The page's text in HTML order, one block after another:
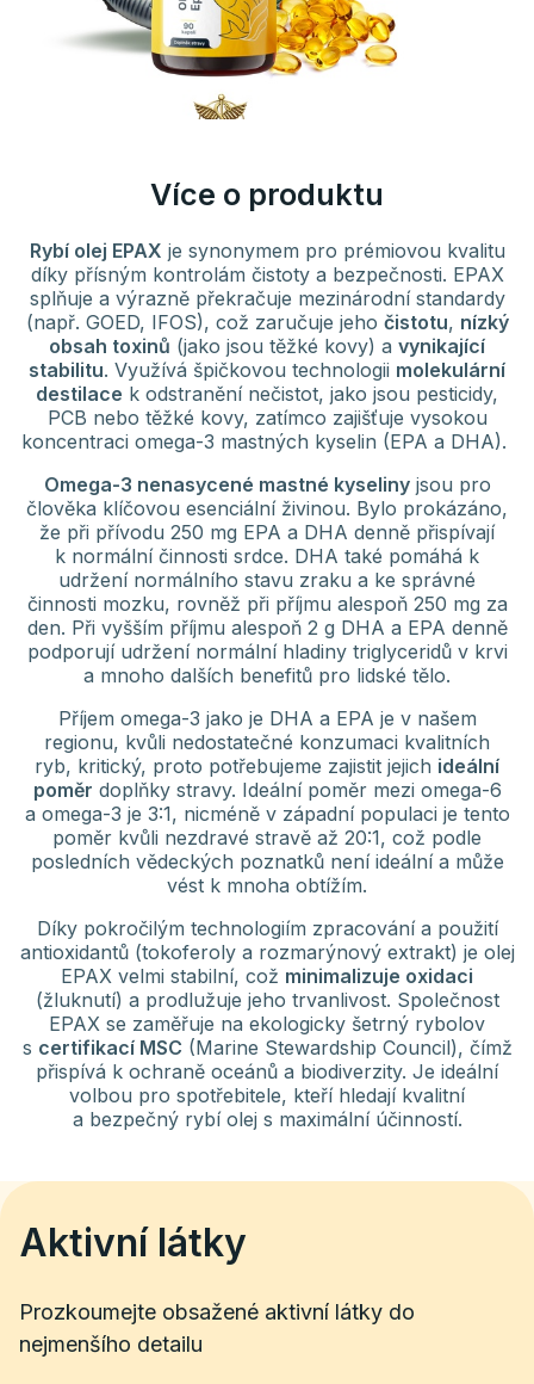
Více o produktu
Rybí olej EPAX je synonymem pro prémiovou kvalitu
díky přísným kontrolám čistoty a bezpečnosti. EPAX
splňuje a výrazně překračuje mezinárodní standardy
(např. GOED, IFOS), což zaručuje jeho čistotu, nízký
obsah toxinů (jako jsou těžké kovy) a vynikající
stabilitu. Využívá špičkovou technologii molekulární
destilace k odstranění nečistot, jako jsou pesticidy,
PCB nebo těžké kovy, zatímco zajišťuje vysokou
koncentraci omega-3 mastných kyselin (EPA a DHA).
Omega-3 nenasycené mastné kyselinyjsou pro
člověka klíčovou esenciální živinou. Bylo prokázáno,
že při přívodu 250 mg EPA a DHA denně přispívají
k normální činnosti srdce. DHA také pomáhá k
udržení normálního stavu zraku a ke správné
činnosti mozku, rovněž při příjmu alespoň 250 mg za
den. Při vyšším příjmu alespoň 2 g DHA a EPA denně
podporují udržení normální hladiny triglyceridů v krvi
a mnoho dalších benefitů pro lidské tělo.
Příjem omega-3 jako je DHA a EPA je v našem
regionu, kvůli nedostatečné konzumaci kvalitních
ryb, kritický, proto potřebujeme zajistit jejich ideální
poměr doplňky stravy. Ideální poměr mezi omega-6
a omega-3 je 3:1, nicméně v západní populaci je tento
poměr kvůli nezdravé stravě až 20:1, což podle
posledních vědeckých poznatků není ideální a může
vést k mnoha obtížím.
Díky pokročilým technologiím zpracování a použití
antioxidantů (tokoferoly a rozmarýnový extrakt) je olej
EPAX velmi stabilní, což minimalizuje oxidaci
(žluknutí) a prodlužuje jeho trvanlivost. Společnost
EPAX se zaměřuje na ekologicky šetrný rybolov
s certifikací MSC (Marine Stewardship Council), čímž
přispívá k ochraně oceánů a biodiverzity. Je ideální
volbou pro spotřebitele, kteří hledají kvalitní
a bezpečný rybí olej s maximální účinností.
Aktivní látky
Prozkoumejte obsažené aktivní látky do
nejmenšího detailu